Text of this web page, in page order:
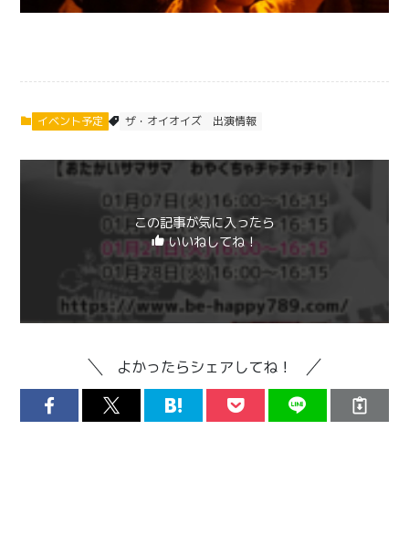
イベント予定 ザ・オイオイズ 出演情報
この記事が気に入ったら
いいねしてね！
よかったらシェアしてね！